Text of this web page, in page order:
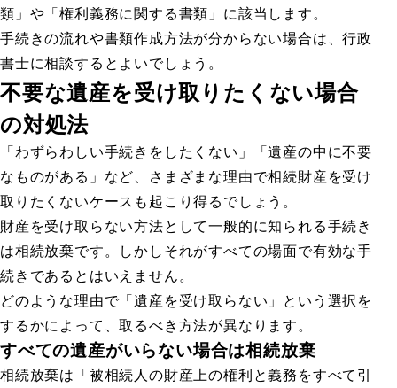
類」や「権利義務に関する書類」に該当します。
手続きの流れや書類作成方法が分からない場合は、行政
書士に相談するとよいでしょう。
不要な遺産を受け取りたくない場合
の対処法
「わずらわしい手続きをしたくない」「遺産の中に不要
なものがある」など、さまざまな理由で相続財産を受け
取りたくないケースも起こり得るでしょう。
財産を受け取らない方法として一般的に知られる手続き
は相続放棄です。しかしそれがすべての場面で有効な手
続きであるとはいえません。
どのような理由で「遺産を受け取らない」という選択を
するかによって、取るべき方法が異なります。
すべての遺産がいらない場合は相続放棄
相続放棄は「被相続人の財産上の権利と義務をすべて引